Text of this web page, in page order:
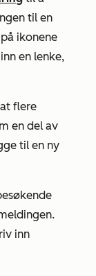
til en
ikonene
en lenke,
flere
en del av
til en ny
inn